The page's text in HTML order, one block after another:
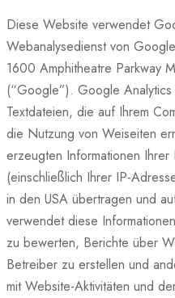
Diese Website verwendet
Webanalysedienst von
1600 Amphitheatre Parkway
(“Google”). Google
Textdateien, die auf Ihrem
die Nutzung von Weiseiten
erzeugten Informationen
(einschließlich Ihrer IP-
in den USA übertragen und
verwendet diese
zu bewerten, Berichte über
Betreiber zu erstellen und
mit Website-Aktivitäten und